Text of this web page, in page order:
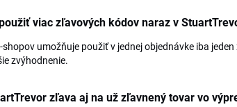
viac zľavových kódov naraz v
shopov umožňuje použiť v jednej objednávke iba
zvýhodnenie.
zľava aj na už zľavnený tovar vo